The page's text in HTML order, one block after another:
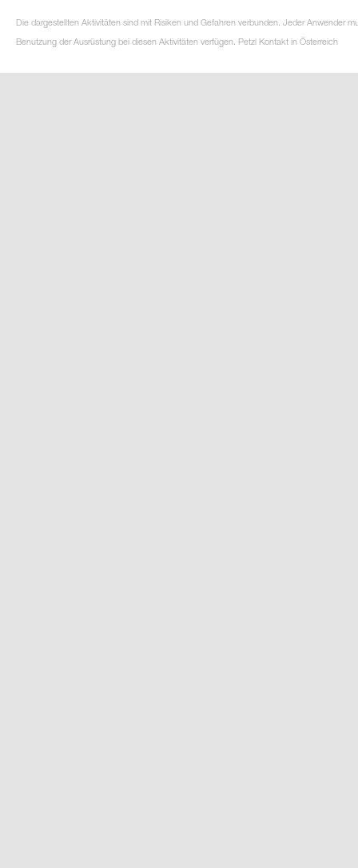
Die dargestellten Aktivitäten sind mit Risiken und Gefahren verbunden. Jeder Anwender
Benutzung der Ausrüstung bei diesen Aktivitäten verfügen. Petzl Kontakt in Österreich